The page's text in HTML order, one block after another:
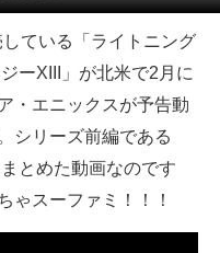
ている「ライトニング
ーXIII」が北米で2月に
・エニックスが予告動
シリーズ前編である
とめた動画なのです
スーファミ！！！